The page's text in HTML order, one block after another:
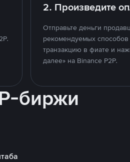
2. Произведите
Отправьте деньги
рекомендуемых
транзакцию в фиате и
далее» на Binance P2P.
биржи